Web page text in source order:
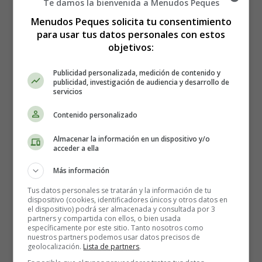
está siendo ciberacosado es un niño infeliz, así que no
hace falta ni mirarle el teléfono, tienen que hablar con el
niño y observarle, ver si no es feliz, si no quiere ir al
colegio, si no tiene amigos, si se enfada cuando usa el
ciberacosando al niño o sospechan que le puede estar
ocurriendo, lo más importante es apoyarlo, es decir, no
intentar entenderle. Los padres europeos se han vuelto
a veces piensan que su papel es más el de restringir que
educar eficazmente sin tener que decir, no hagas esto ni
lo otro, sino diciendo ¿has intentado hacer esto de esta
manera?. Podemos hacer quelos niños estén más
seguros, y también más contentos con internet. La mejor
prueba para unos padres es que su hijo les diga: ¿puedo
enseñarles una cosa?, ¿puedo compartir esto con ustedes
Te damos la bienvenida a Menudos Peques
Menudos Peques solicita tu consentimiento
para usar tus datos personales con estos
objetivos:
Publicidad personalizada, medición de contenido y
publicidad, investigación de audiencia y desarrollo de
servicios
Contenido personalizado
Almacenar la información en un dispositivo y/o
acceder a ella
Más información
Tus datos personales se tratarán y la información de tu
dispositivo (cookies, identificadores únicos y otros datos en
el dispositivo) podrá ser almacenada y consultada por 3
partners y compartida con ellos, o bien usada
específicamente por este sitio. Tanto nosotros como
nuestros partners podemos usar datos precisos de
geolocalización. Lista de partners.